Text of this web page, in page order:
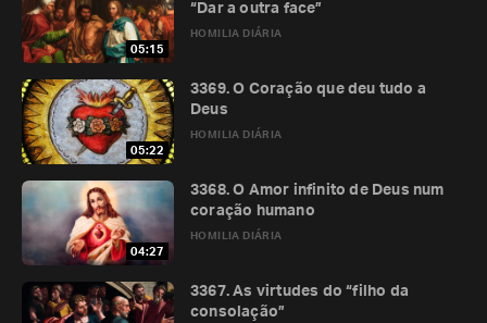
05:15
HOMILIA DIÁRIA
“Dar a outra face”
05:22
HOMILIA DIÁRIA
3369. O Coração que deu tudo a
Deus
04:27
HOMILIA DIÁRIA
3368. O Amor infinito de Deus num
coração humano
3367. As virtudes do “filho da
consolação”